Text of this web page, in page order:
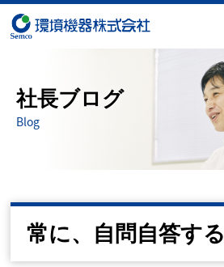
社長ブログ
Blog
常に、自問自答する